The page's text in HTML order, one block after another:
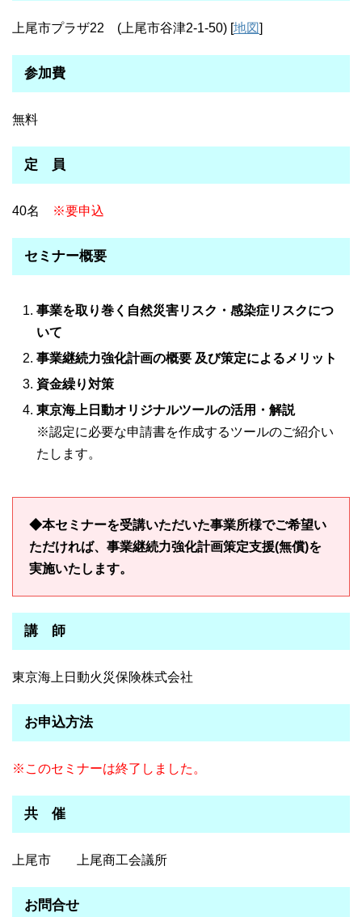
上尾市プラザ22 (上尾市谷津2-1-50) [地図]
参加費
無料
定 員
40名 ※要申込
セミナー概要
事業を取り巻く自然災害リスク・感染症リスクにつ
いて
事業継続力強化計画の概要 及び策定によるメリット
資金繰り対策
東京海上日動オリジナルツールの活用・解説
※認定に必要な申請書を作成するツールのご紹介い
たします。
◆本セミナーを受講いただいた事業所様でご希望い
ただければ、事業継続力強化計画策定支援(無償)を
実施いたします。
講 師
東京海上日動火災保険株式会社
お申込方法
※このセミナーは終了しました。
共 催
上尾市 上尾商工会議所
お問合せ